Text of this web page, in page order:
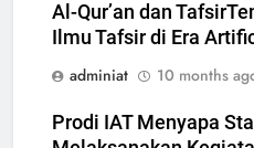
Al-Qur’an dan
Ilmu Tafsir di Era
adminiat
10 months
Prodi IAT Menyapa